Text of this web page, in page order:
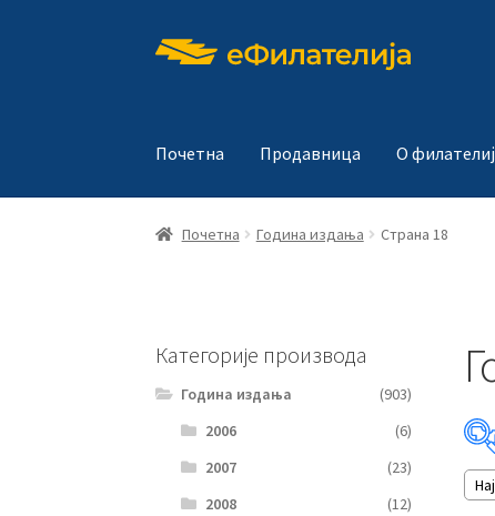
Прескочи
Скочи
Почетна Продавница О
Почетна Година издања Страна 18
Категорије производа
Година издања
(903)
2006
(6)
2007
(23)
2008
(12)